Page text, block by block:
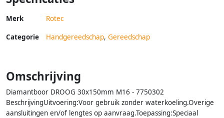
Merk Rotec
Categorie Handgereedschap, Gereedschap
Omschrijving
Diamantboor DROOG 30x150mm M16 - 7750302
BeschrijvingUitvoering:Voor gebruik zonder waterkoeling.Overige
aansluitingen en/of lengtes op aanvraag.Toepassing:Speciaal